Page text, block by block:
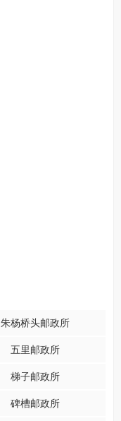
朱杨桥头邮政所
五里邮政所
梯子邮政所
碑槽邮政所